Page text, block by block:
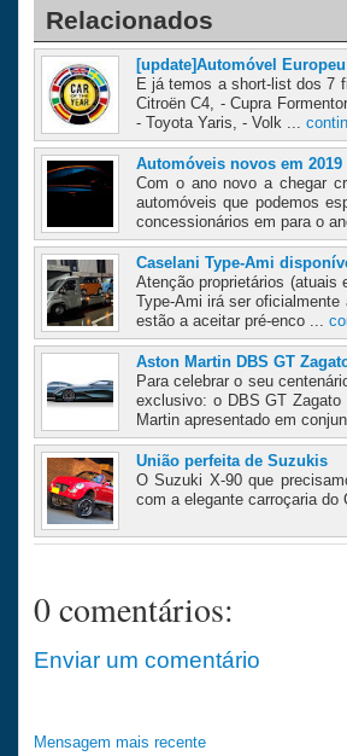
Relacionados
[update]Automóvel
E já temos a short-list dos 7
Citroën C4, - Cupra
- Toyota Yaris, - Volk ...
Automóveis novos em 2019
Com o ano novo a chegar
automóveis que podemos
concessionários em para o
Caselani Type-Ami
Atenção proprietários (atuais
Type-Ami irá ser
estão a aceitar pré-enco ...
Aston Martin DBS GT
Para celebrar o seu
exclusivo: o DBS GT Zagato
Martin apresentado em
União perfeita de Suzukis
O Suzuki X-90 que
com a elegante carroçaria do
0 comentários:
Enviar um comentário
Mensagem mais recente